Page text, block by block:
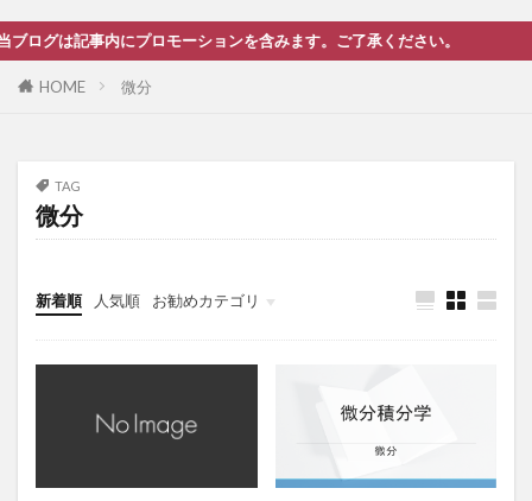
グは記事内にプロモーションを含みます。ご了承ください。
HOME 微分
TAG
微分
新着順 人気順 お勧めカテゴリ
未分類